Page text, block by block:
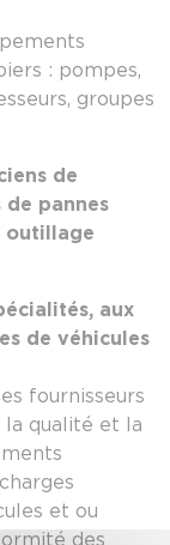
: pompes,
groupes
de
pannes
outillage
aux
de véhicules
fournisseurs
qualité et la
et ou
des